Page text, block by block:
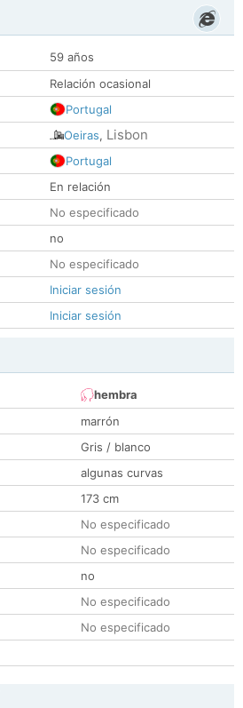
59 años
Relación ocasional
Portugal
Oeiras, Lisbon
Portugal
En relación
No especificado
no
No especificado
Iniciar sesión
Iniciar sesión
hembra
marrón
Gris / blanco
algunas curvas
173 cm
No especificado
No especificado
no
No especificado
No especificado